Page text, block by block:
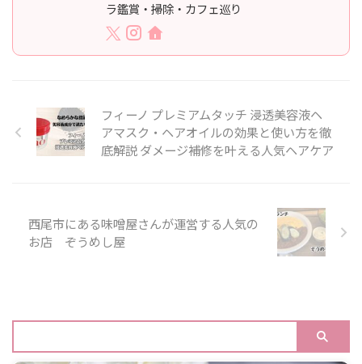
ラ鑑賞・掃除・カフェ巡り
フィーノ プレミアムタッチ 浸透美容液ヘ
アマスク・ヘアオイルの効果と使い方を徹
底解説 ダメージ補修を叶える人気ヘアケア
西尾市にある味噌屋さんが運営する人気の
お店 ぞうめし屋